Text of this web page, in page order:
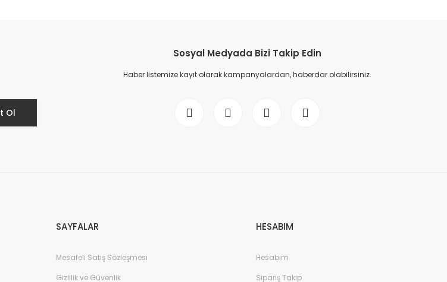
Ol
Sosyal Medyada Bizi Takip Edin
Haber listemize kayıt olarak kampanyalardan, haberdar olabilirsiniz.
SAYFALAR
Mesafeli Satış Sözleşmesi
Gizlilik ve Güvenlik
HESABIM
Hesabım
Sipariş Takip